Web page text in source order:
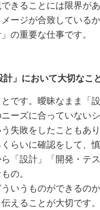
きることには限界が
ージが合致している
の重要な仕事です。
計」において大切なこ
です。曖昧なまま「
ーズに合っていない
失敗をしたこともあ
らいに確認をして、
ら「設計」「開発・テ
の。
ういうものができるの
えることが大切です。